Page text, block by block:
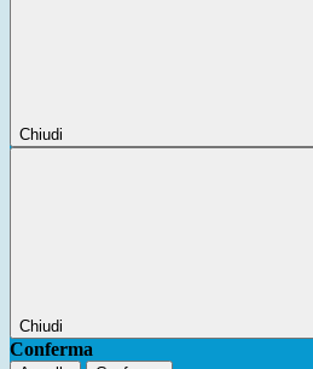
Chiudi
Chiudi
Conferma